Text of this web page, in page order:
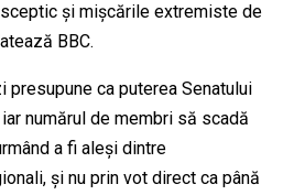
și mișcările extremiste de
BBC.
presupune ca puterea Senatului
numărul de membri să scadă
a fi aleși dintre
și nu prin vot direct ca până